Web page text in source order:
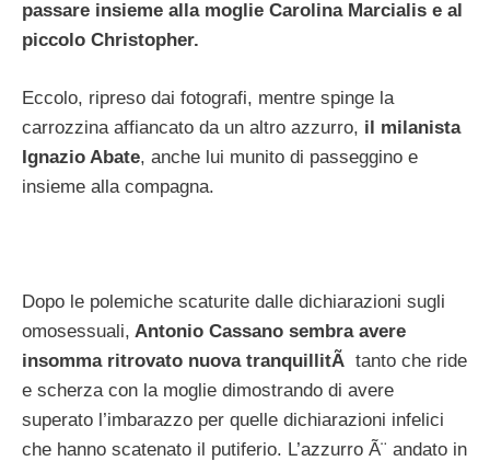
passare insieme alla moglie Carolina Marcialis e al
piccolo Christopher.
Eccolo, ripreso dai fotografi, mentre spinge la
carrozzina affiancato da un altro azzurro, il milanista
Ignazio Abate, anche lui munito di passeggino e
insieme alla compagna.
Dopo le polemiche scaturite dalle dichiarazioni sugli
omosessuali, Antonio Cassano sembra avere
insomma ritrovato nuova tranquillitÃ tanto che ride
e scherza con la moglie dimostrando di avere
superato l’imbarazzo per quelle dichiarazioni infelici
che hanno scatenato il putiferio. L’azzurro Ã¨ andato in